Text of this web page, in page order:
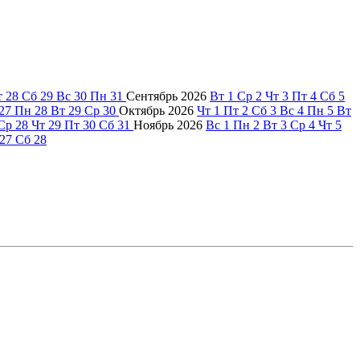
28 Сб 29 Вс 30 Пн 31 Сентябрь 2026 Вт 1 Ср 2 Чт 3 Пт 4 Сб 5
27 Пн 28 Вт 29 Ср 30 Октябрь 2026 Чт 1 Пт 2 Сб 3 Вс 4 Пн 5 Вт
28 Чт 29 Пт 30 Сб 31 Ноябрь 2026 Вс 1 Пн 2 Вт 3 Ср 4 Чт 5
27 Сб 28